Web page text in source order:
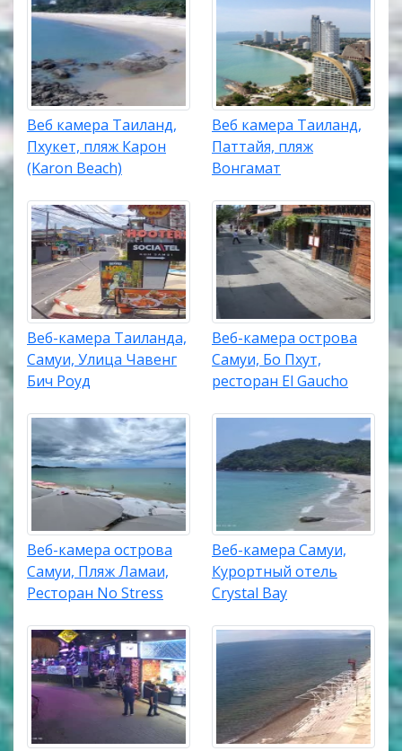
Веб камера Таиланд,
Пхукет, пляж Карон
(Karon Beach)
Веб камера Таиланд,
Паттайя, пляж
Вонгамат
Веб-камера Таиланда,
Самуи, Улица Чавенг
Бич Роуд
Веб-камера острова
Самуи, Бо Пхут,
ресторан El Gaucho
Веб-камера острова
Самуи, Пляж Ламаи,
Ресторан No Stress
Веб-камера Самуи,
Курортный отель
Crystal Bay